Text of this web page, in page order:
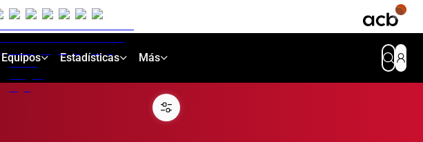
Equipos Estadísticas Más